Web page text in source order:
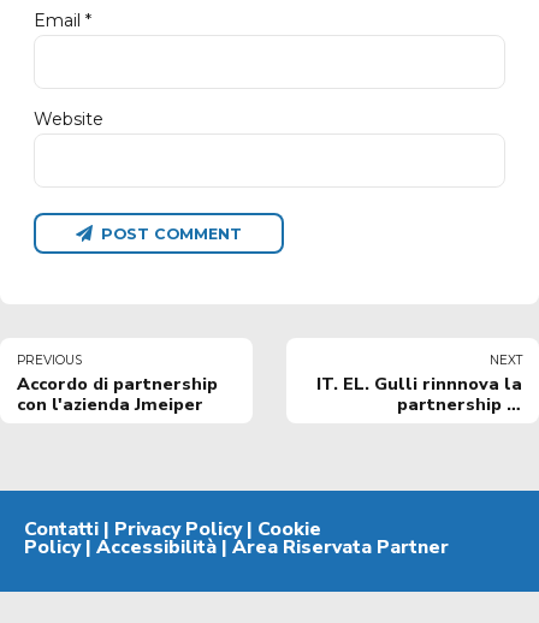
Email *
Website
POST COMMENT
PREVIOUS
Accordo di partnership
con l'azienda Jmeiper
NEXT
IT. EL. Gulli rinnnova la
partnership in
Contatti | Privacy Policy| Cookie
Policy| Accessibilità | Area Riservata Partner